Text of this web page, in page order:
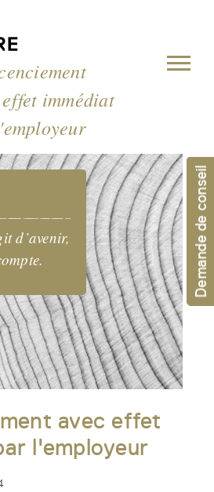
immédiat
d’avenir,
avec effet
l'employeur
Demande de conseil